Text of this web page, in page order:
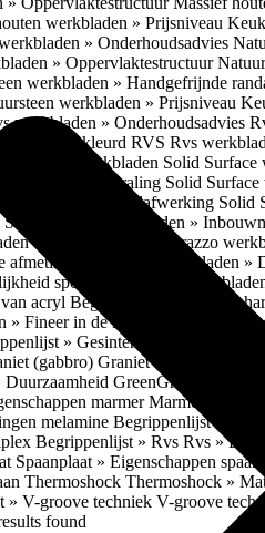
werkbladen » Prijsniveau
» Onderhoudsadvies
» Oppervlaktestructuur
werkbladen » Handgefrijnde
werkbladen » Prijsniveau
werkbladen » Onderhoudsadvies
» Gekleurd RVS Rvs
Surface werkbladen Solid Surface
» Uitstraling Solid
werkbladen » Randafwerking Solid
Solid Surface werkbladen »
» Eigenschappen Terrazzo
afmetingen Terrazzo werkbladen »
spoelbak Terrazzo
acryl Begrippenlijst » Blauwe
» Fineer in de keuken Fineren »
» Gesinterd productieproces
(gabbro) Graniet » Gneis
GreenGridz
marmerMarmer »
melamine Begrippenlijst »
Begrippenlijst » Rvs Rvs »
Spaanplaat » Eigenschappen
Thermoshock Thermoshock »
» V-groove techniek V-groove
found